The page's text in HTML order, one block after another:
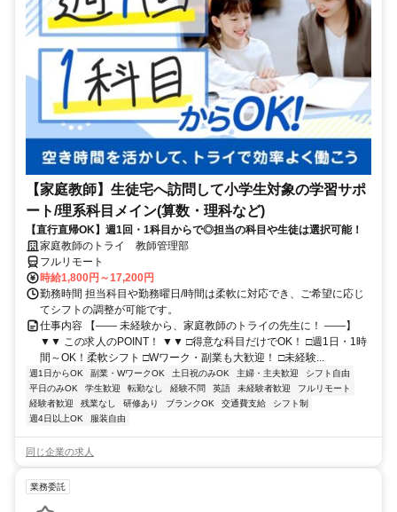
【家庭教師】生徒宅へ訪問して小学生対象の学習サポ
ート/理系科目メイン(算数・理科など)
【直行直帰OK】週1回・1科目からで◎担当の科目や生徒は選択可能！
家庭教師のトライ 教師管理部
フルリモート
時給1,800円～17,200円
勤務時間 担当科目や勤務曜日/時間は柔軟に対応でき、ご希望に応じ
てシフトの調整が可能です。
仕事内容 【―― 未経験から、家庭教師のトライの先生に！ ――】
▼▼ この求人のPOINT！ ▼▼ □得意な科目だけでOK！ □週1日・1時
間～OK！柔軟シフト □Wワーク・副業も大歓迎！ □未経験...
週1日からOK 副業・WワークOK 土日祝のみOK 主婦・主夫歓迎
シフト自由
平日のみOK
学生歓迎 転勤なし 経験不問 英語 未経験者歓迎
フルリモート
経験者歓迎
残業なし 研修あり ブランクOK 交通費支給
シフト制
週4日以上OK
服装自由
同じ企業の求人
業務委託